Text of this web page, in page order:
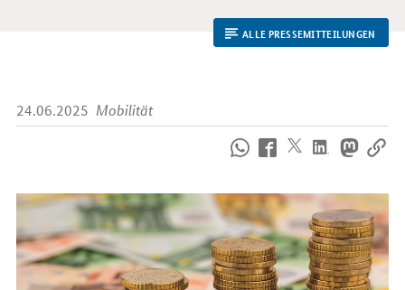
ALLE PRESSEMITTEILUNGEN
24.06.2025 Mobilität
uns
im
Internet